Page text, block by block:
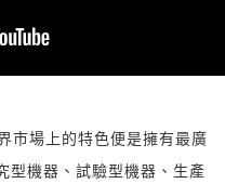
市場上的特色便是擁有最廣
型機器、試驗型機器、生產